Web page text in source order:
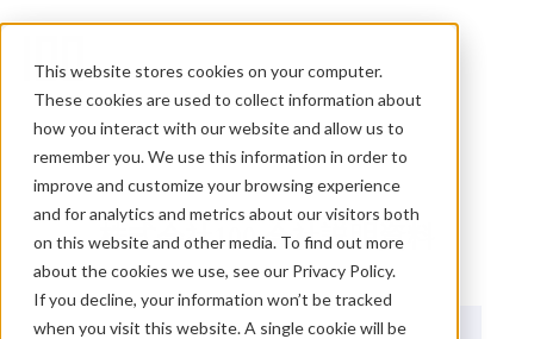
This website stores cookies on your computer.
These cookies are used to collect information about
how you interact with our website and allow us to
remember you. We use this information in order to
improve and customize your browsing experience
and for analytics and metrics about our visitors both
on this website and other media. To find out more
about the cookies we use, see our Privacy Policy.
If you decline, your information won’t be tracked
when you visit this website. A single cookie will be
株式会社100 会社説明資料